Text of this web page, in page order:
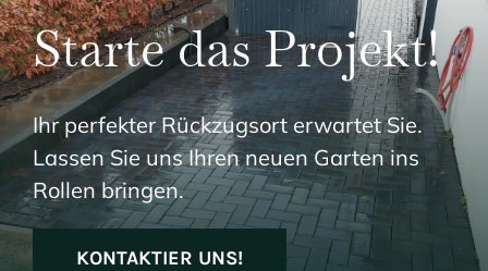
Starte das Projekt!
Ihr perfekter Rückzugsort erwartet Sie.
Lassen Sie uns Ihren neuen Garten ins
Rollen bringen.
KONTAKTIER UNS!